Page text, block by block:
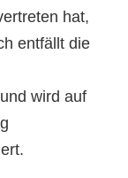
hat,
entfällt die
wird auf